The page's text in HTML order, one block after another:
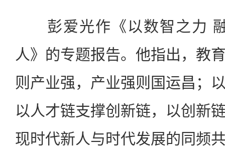
彭爱光作《以数智之力 融
人》的专题报告。他指出，教
则产业强，产业强则国运昌；
以人才链支撑创新链，以创新
现时代新人与时代发展的同频